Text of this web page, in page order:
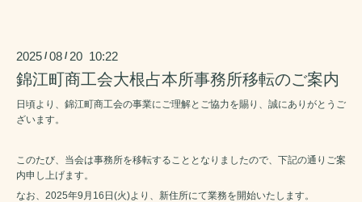
2025 /08 / 20 10:22
錦江町商工会大根占本所事務所移転のご案内
日頃より、錦江町商工会の事業にご理解とご協力を賜り、誠にありがとうご
ざいます。
このたび、当会は事務所を移転することとなりましたので、下記の通りご案
内申し上げます。
なお、2025年9月16日(火)より、新住所にて業務を開始いたします。